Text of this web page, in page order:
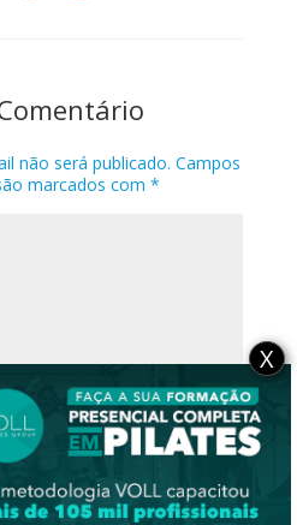
não será publicado. Campos
marcados com*
X